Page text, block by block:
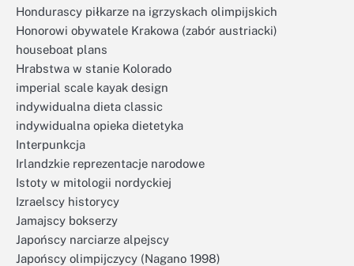
Hondurascy piłkarze na igrzyskach olimpijskich
Honorowi obywatele Krakowa (zabór austriacki)
houseboat plans
Hrabstwa w stanie Kolorado
imperial scale kayak design
indywidualna dieta classic
indywidualna opieka dietetyka
Interpunkcja
Irlandzkie reprezentacje narodowe
Istoty w mitologii nordyckiej
Izraelscy historycy
Jamajscy bokserzy
Japońscy narciarze alpejscy
Japońscy olimpijczycy (Nagano 1998)